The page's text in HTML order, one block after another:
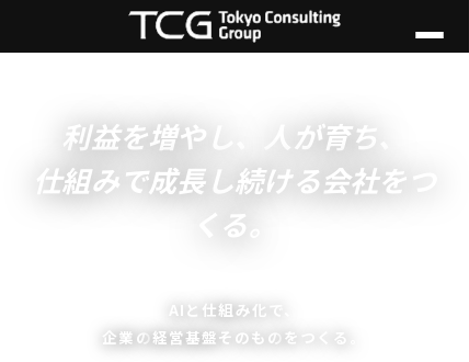
利益を増やし、人が育ち、
仕組みで成長し続ける会社をつ
くる。
AIと仕組み化で、
企業の 経営基盤そのもの をつくる。